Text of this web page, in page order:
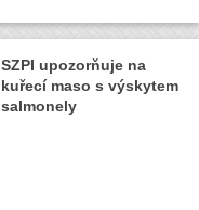
SZPI upozorňuje na
kuřecí maso s výskytem
salmonely